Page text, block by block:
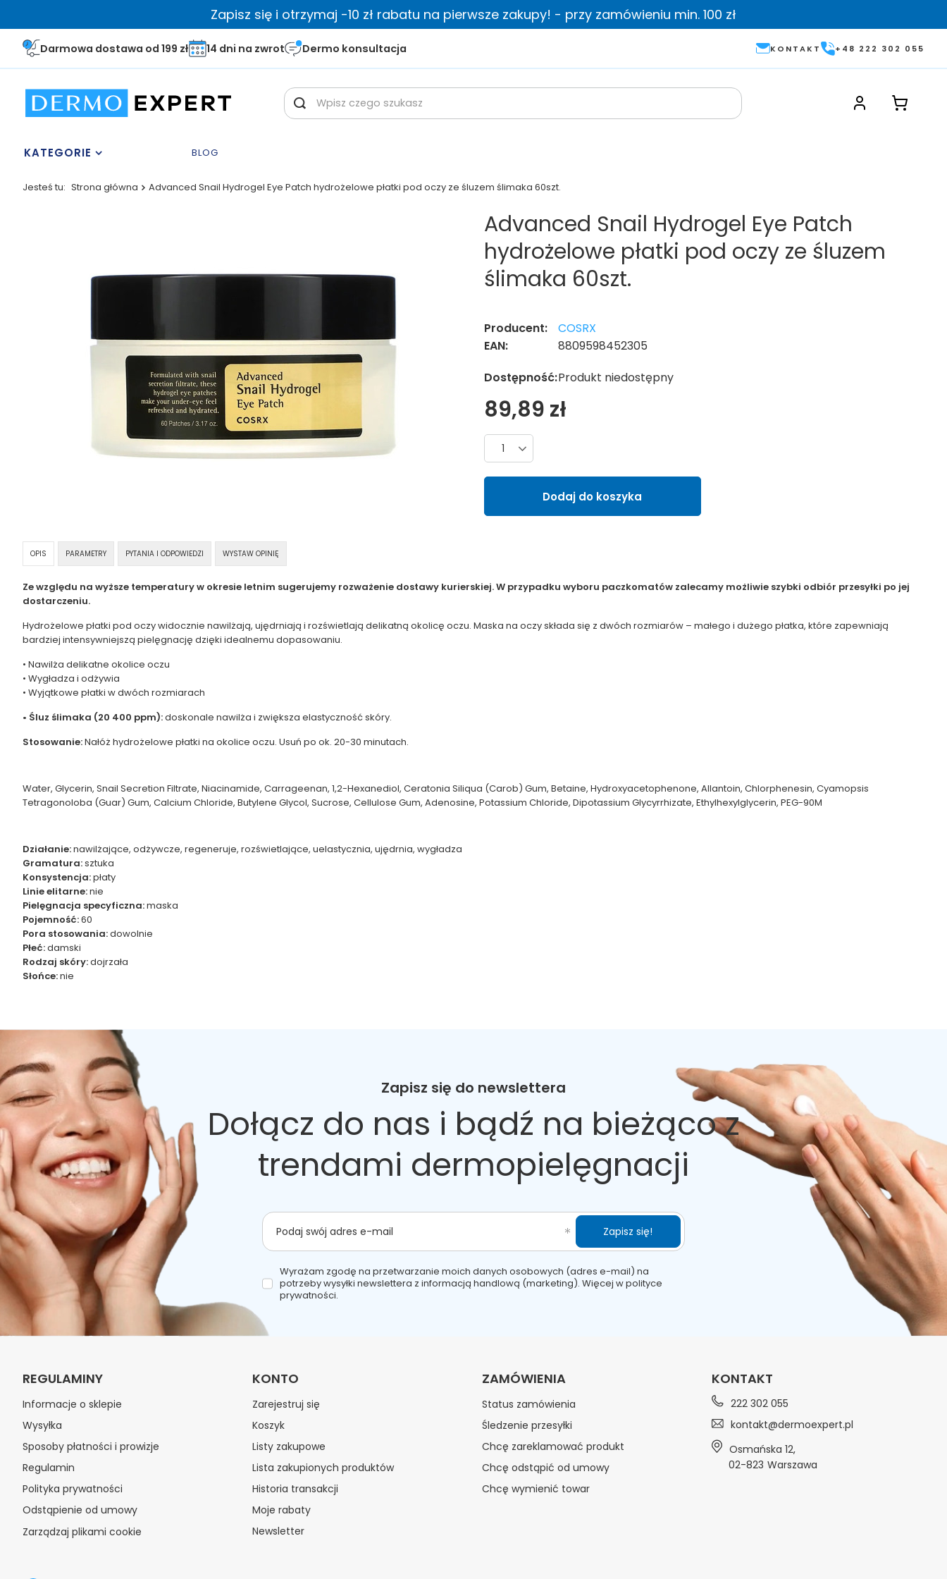
Zapisz się i otrzymaj -10 zł rabatu na pierwsze zakupy! - przy zamówieniu min. 100 zł
Darmowa dostawa od 199 zł 14 dni na zwrot Dermo konsultacja KONTAKT +48 222 302 055
KATEGORIE BLOG
Jesteś tu: Strona główna Advanced Snail Hydrogel Eye Patch hydrożelowe płatki pod oczy ze śluzem ślimaka 60szt.
Advanced Snail Hydrogel Eye Patch
hydrożelowe płatki pod oczy ze śluzem
ślimaka 60szt.
Producent:
COSRX
EAN:
8809598452305
Dostępność:Produkt niedostępny
89,89 zł
Liczba produktów
Dodaj do koszyka
OPIS PARAMETRY PYTANIA I ODPOWIEDZI WYSTAW OPINIĘ
Ze względu na wyższe temperatury w okresie letnim sugerujemy rozważenie dostawy kurierskiej. W przypadku wyboru paczkomatów zalecamy możliwie szybki odbiór przesyłki po jej
dostarczeniu.
Hydrożelowe płatki pod oczy widocznie nawilżają, ujędrniają i rozświetlają delikatną okolicę oczu. Maska na oczy składa się z dwóch rozmiarów – małego i dużego płatka, które zapewniają
bardziej intensywniejszą pielęgnację dzięki idealnemu dopasowaniu.
• Nawilża delikatne okolice oczu
• Wygładza i odżywia
• Wyjątkowe płatki w dwóch rozmiarach
• Śluz ślimaka (20 400 ppm):doskonale nawilża i zwiększa elastyczność skóry.
Stosowanie:Nałóż hydrożelowe płatki na okolice oczu. Usuń po ok. 20-30 minutach.
Water, Glycerin, Snail Secretion Filtrate, Niacinamide, Carrageenan, 1,2-Hexanediol, Ceratonia Siliqua (Carob) Gum, Betaine, Hydroxyacetophenone, Allantoin, Chlorphenesin, Cyamopsis
Tetragonoloba (Guar) Gum, Calcium Chloride, Butylene Glycol, Sucrose, Cellulose Gum, Adenosine, Potassium Chloride, Dipotassium Glycyrrhizate, Ethylhexylglycerin, PEG-90M
Działanie:nawilżające, odżywcze, regeneruje, rozświetlające, uelastycznia, ujędrnia, wygładza
Gramatura:sztuka
Konsystencja:płaty
Linie elitarne:nie
Pielęgnacja specyficzna:maska
Pojemność:60
Pora stosowania:dowolnie
Płeć:damski
Rodzaj skóry:dojrzała
Słońce:nie
Zapisz się do newslettera
Dołącz do nas i bądź na bieżąco z
trendami dermopielęgnacji
Podaj swój adres e-mail
Wyrażam zgodę na przetwarzanie moich danych osobowych (adres e-mail) na
potrzeby wysyłki newslettera z informacją handlową (marketing). Więcej wpolityce
prywatności.
Zapisz się!
REGULAMINY
Informacje o sklepie
Wysyłka
Sposoby płatności i prowizje
Regulamin
Polityka prywatności
Odstąpienie od umowy
Zarządzaj plikami cookie
KONTO
Zarejestruj się
Koszyk
Listy zakupowe
Lista zakupionych produktów
Historia transakcji
Moje rabaty
Newsletter
ZAMÓWIENIA
Status zamówienia
Śledzenie przesyłki
Chcę zareklamować produkt
Chcę odstąpić od umowy
Chcę wymienić towar
KONTAKT
222 302 055
kontakt@dermoexpert.pl
Osmańska 12,
02-823 Warszawa